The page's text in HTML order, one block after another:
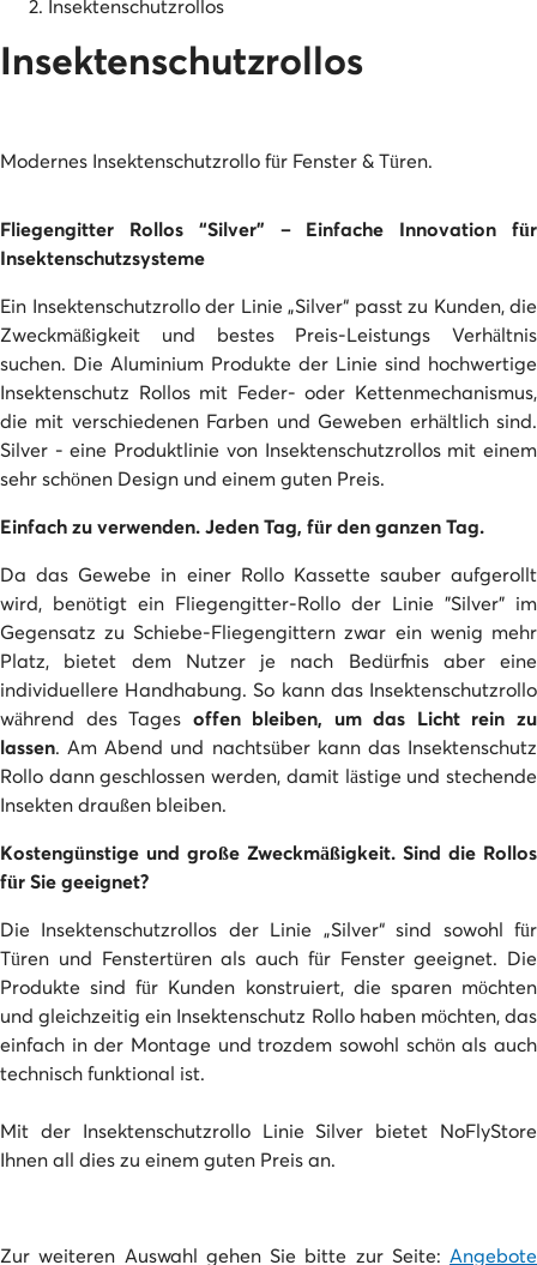
Insektenschutzrollos
Insektenschutzrollos
Modernes Insektenschutzrollo für Fenster & Türen.
Fliegengitter Rollos “Silver” – Einfache Innovation für
Insektenschutzsysteme
Ein Insektenschutzrollo der Linie „Silver“ passt zu Kunden, die
Zweckmäßigkeit und bestes Preis-Leistungs Verhältnis
suchen. Die Aluminium Produkte der Linie sind hochwertige
Insektenschutz Rollos mit Feder- oder Kettenmechanismus,
die mit verschiedenen Farben und Geweben erhältlich sind.
Silver - eine Produktlinie von Insektenschutzrollos mit einem
sehr schönen Design und einem guten Preis.
Einfach zu verwenden. Jeden Tag, für den ganzen Tag.
Da das Gewebe in einer Rollo Kassette sauber aufgerollt
wird, benötigt ein Fliegengitter-Rollo der Linie "Silver" im
Gegensatz zu Schiebe-Fliegengittern zwar ein wenig mehr
Platz, bietet dem Nutzer je nach Bedürfnis aber eine
individuellere Handhabung. So kann das Insektenschutzrollo
während des Tages offen bleiben, um das Licht rein zu
lassen. Am Abend und nachtsüber kann das Insektenschutz
Rollo dann geschlossen werden, damit lästige und stechende
Insekten draußen bleiben.
Kostengünstige und große Zweckmäßigkeit. Sind die Rollos
für Sie geeignet?
Die Insektenschutzrollos der Linie „Silver“ sind sowohl für
Türen und Fenstertüren als auch für Fenster geeignet. Die
Produkte sind für Kunden konstruiert, die sparen möchten
und gleichzeitig ein Insektenschutz Rollo haben möchten, das
einfach in der Montage und trozdem sowohl schön als auch
technisch funktional ist.
Mit der Insektenschutzrollo Linie Silver bietet NoFlyStore
Ihnen all dies zu einem guten Preis an.
Zur weiteren Auswahl gehen Sie bitte zur Seite: Angebote